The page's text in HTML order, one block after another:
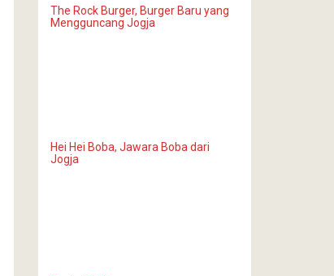
The Rock Burger, Burger Baru yang
Mengguncang Jogja
Hei Hei Boba, Jawara Boba dari
Jogja